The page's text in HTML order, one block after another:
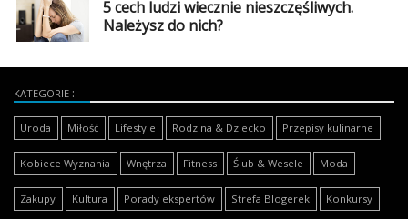
5 cech ludzi wiecznie nieszczęśliwych.
Należysz do nich?
KATEGORIE
Uroda Miłość Lifestyle Rodzina & Dziecko Przepisy kulinarne
Kobiece Wyznania Wnętrza Fitness Ślub & Wesele Moda
Zakupy Kultura Porady ekspertów Strefa Blogerek Konkursy